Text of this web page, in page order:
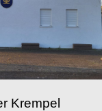
Krempel